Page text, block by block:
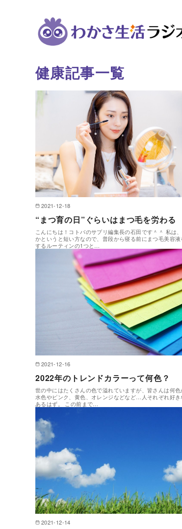
健康記事一覧
2021-12-18
“まつ育の日”ぐらいはまつ毛を労わる
こんにちは！コトバのサプリ編集長の石田です＾＾ 私は
かというと短い方なので、普段から寝る前にまつ毛美容
するルーティンの1つと…
2021-12-16
2022年のトレンドカラーって何色？
世の中にはたくさんの色で溢れていますが、皆さんは何色
水色やピンク、黄色、オレンジなどなど…人それぞれ好
あるはず。 この前まで…
2021-12-14